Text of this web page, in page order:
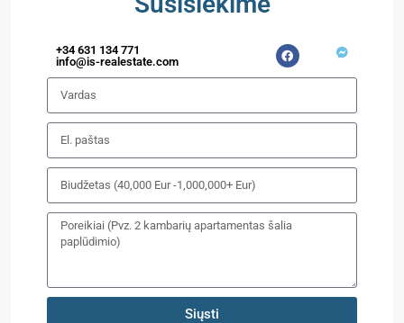
+34 631 134 771
info@is-realestate.com
Siųsti